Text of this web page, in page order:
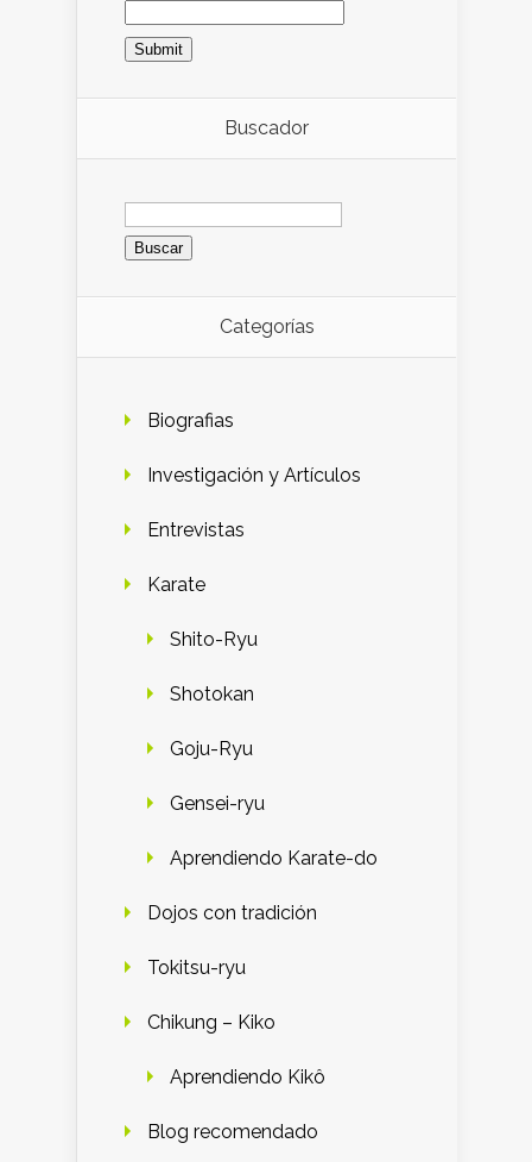
Buscador
Buscar:
Categorías
Biografias
Investigación y Artículos
Entrevistas
Karate
Shito-Ryu
Shotokan
Goju-Ryu
Gensei-ryu
Aprendiendo Karate-do
Dojos con tradición
Tokitsu-ryu
Chikung – Kiko
Aprendiendo Kikô
Blog recomendado